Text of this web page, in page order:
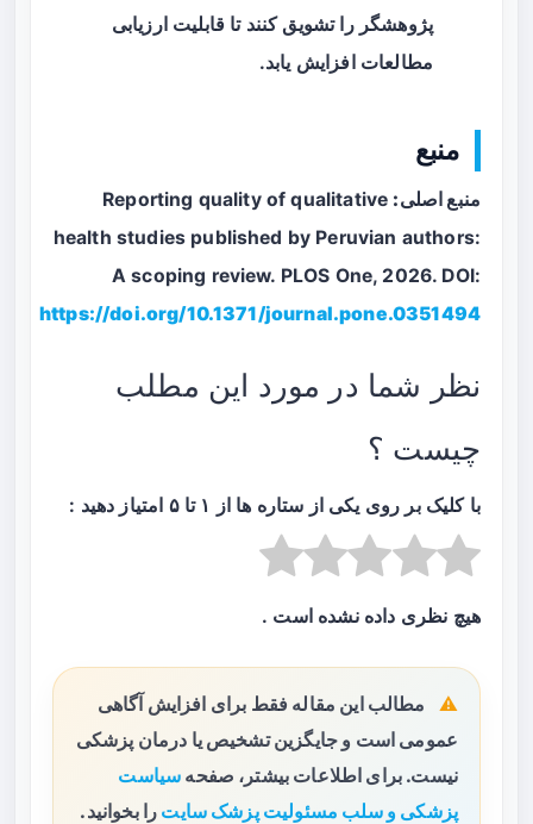
پژوهشگر را تشویق کنند تا قابلیت ارزیابی
مطالعات افزایش یابد.
منبع
منبع اصلی: Reporting quality of qualitative
health studies published by Peruvian authors:
A scoping review. PLOS One, 2026. DOI:
https://doi.org/10.1371/journal.pone.0351494
نظر شما در مورد این مطلب
چیست ؟
با کلیک بر روی یکی از ستاره ها از ۱ تا ۵ امتیاز دهید :
هیچ نظری داده نشده است .
مطالب این مقاله فقط برای افزایش آگاهی
عمومی است و جایگزین تشخیص یا درمان پزشکی
نیست. برای اطلاعات بیشتر، صفحه سیاست
پزشکی و سلب مسئولیت پزشک سایت را بخوانید.